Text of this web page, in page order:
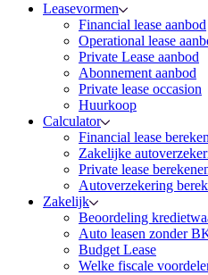
Leasevormen
Financial lease aanbod
Operational lease
Private Lease aanbod
Abonnement aanbod
Private lease occasion
Huurkoop
Calculator
Financial lease
Zakelijke
Private lease
Autoverzekering
Zakelijk
Beoordeling
Auto leasen zonder
Budget Lease
Welke fiscale